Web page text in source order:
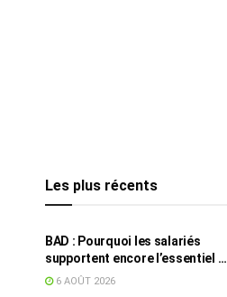
Les plus récents
BAD : Pourquoi les salariés
supportent encore l’essentiel de
l’effort fiscal en Tunisie
6 AOÛT 2026